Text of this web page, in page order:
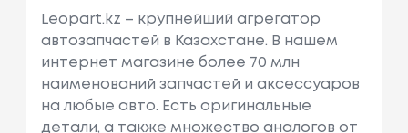
Leopart.kz – крупнейший агрегатор
автозапчастей в Казахстане. В нашем
интернет магазине более 70 млн
наименований запчастей и аксессуаров
на любые авто. Есть оригинальные
детали, а также множество аналогов от